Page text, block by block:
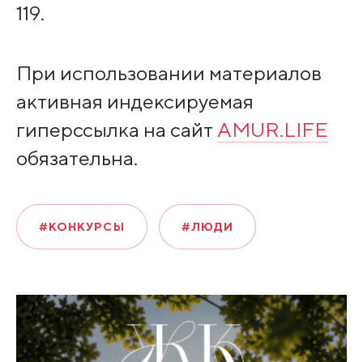
119.
При использовании материалов
активная индексируемая
гиперссылка на сайт AMUR.LIFE
обязательна.
#КОНКУРСЫ #ЛЮДИ